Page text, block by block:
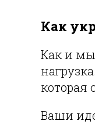
Как
Как и
которая
Ваши